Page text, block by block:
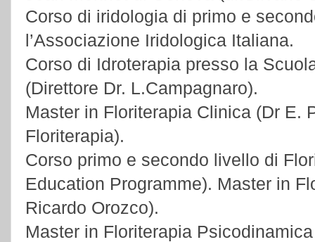
Corso di iridologia di primo e
l’Associazione Iridologica Italiana.
Corso di Idroterapia presso la
(Direttore Dr. L.Campagnaro).
Master in Floriterapia Clinica (Dr E.
Floriterapia).
Corso primo e secondo livello di
Education Programme). Master in
Ricardo Orozco).
Master in Floriterapia